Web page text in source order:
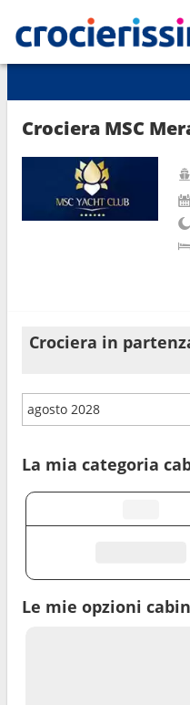
Mostra le altre 129 foto
Crociera MSC
Crociera in
agosto 2028
La mia categoria
Le mie opzioni